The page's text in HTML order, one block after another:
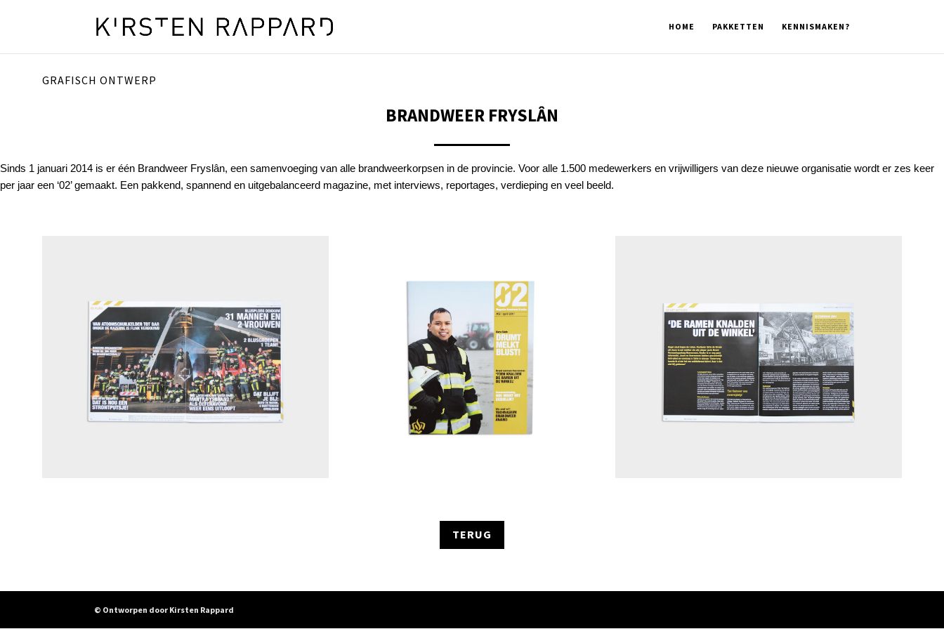
HOME PAKKETTEN KENNISMAKEN?
GRAFISCH ONTWERP
BRANDWEER FRYSLÂN
Sinds 1 januari 2014 is er één Brandweer Fryslân, een samenvoeging van alle brandweerkorpsen in de provincie. Voor alle 1.500 medewerkers en vrijwilligers van deze nieuwe organisatie wordt er zes keer
per jaar een ‘02’ gemaakt. Een pakkend, spannend en uitgebalanceerd magazine, met interviews, reportages, verdieping en veel beeld.
TERUG
© Ontworpen door Kirsten Rappard